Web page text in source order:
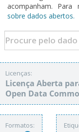
acompanham.
sobre dados abertos.
Licenças:
Licença Aberta
Open Data
Formatos: